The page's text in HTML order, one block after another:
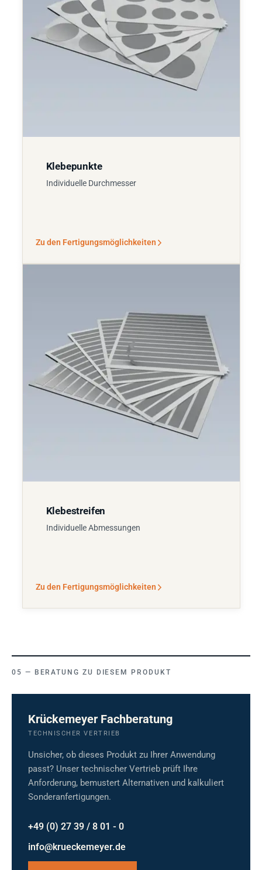
Klebepunkte
Individuelle Durchmesser
Zu den Fertigungsmöglichkeiten
Klebestreifen
Individuelle Abmessungen
Zu den Fertigungsmöglichkeiten
BERATUNG ZU DIESEM PRODUKT
Krückemeyer Fachberatung
TECHNISCHER VERTRIEB
Unsicher, ob dieses Produkt zu Ihrer Anwendung
passt? Unser technischer Vertrieb prüft Ihre
Anforderung, bemustert Alternativen und kalkuliert
Sonderanfertigungen.
+49 (0) 27 39 / 8 01 - 0
info@krueckemeyer.de